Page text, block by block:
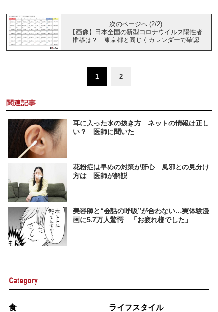
次のページへ (2/2)
【画像】日本全国の新型コロナウイルス陽性者
推移は？ 東京都と同じくカレンダーで確認
1 2
関連記事
耳に入った水の抜き方 ネットの情報は正し
い？ 医師に聞いた
花粉症は早めの対策が肝心 風邪との見分け
方は 医師が解説
美容師と“会話の呼吸”が合わない…実体験漫
画に5.7万人驚愕 「お疲れ様でした」
Category
食 ライフスタイル